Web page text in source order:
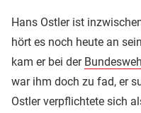
Hans Ostler ist
hört es noch heute an
kam er bei der
war ihm doch zu fad, er
Ostler verpflichtete sich